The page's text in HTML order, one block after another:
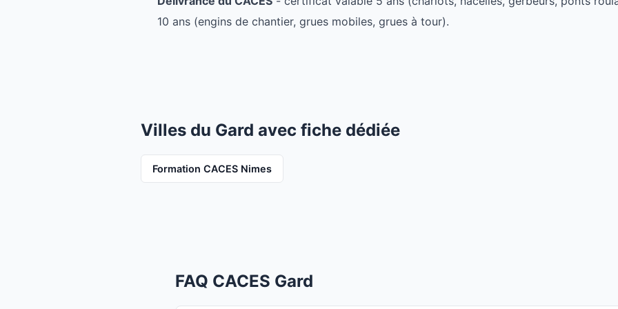
10 ans (engins de chantier, grues mobiles, grues à tour).
Villes du Gard avec fiche dédiée
Formation CACES Nimes
FAQ CACES Gard